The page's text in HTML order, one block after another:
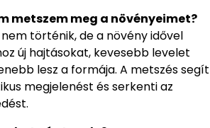
metszem meg a növényeimet?
történik, de a növény idővel
új hajtásokat, kevesebb levelet
lesz a formája. A metszés segít
megjelenést és serkenti az